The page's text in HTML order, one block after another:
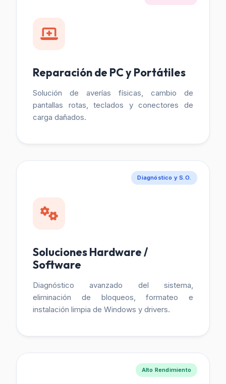
Reparación de PC y Portátiles
Solución de averías físicas, cambio de
pantallas rotas, teclados y conectores de
carga dañados.
Diagnóstico y S.O.
Soluciones Hardware /
Software
Diagnóstico avanzado del sistema,
eliminación de bloqueos, formateo e
instalación limpia de Windows y drivers.
Alto Rendimiento